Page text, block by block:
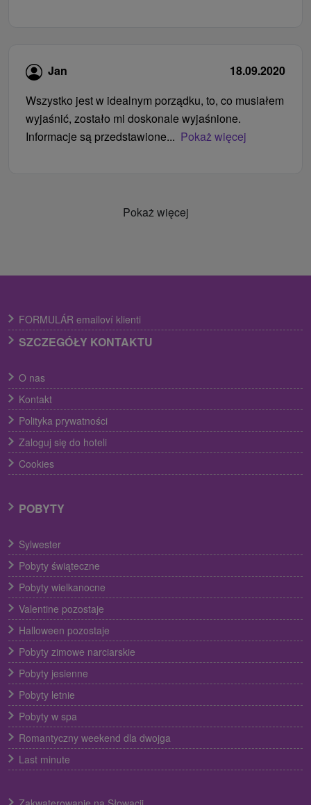
Jan
18.09.2020
Wszystko jest w idealnym porządku, to, co musiałem
wyjaśnić, zostało mi doskonale wyjaśnione.
Informacje są przedstawione... Pokaż więcej
Pokaż więcej
FORMULÁR emailoví klienti
SZCZEGÓŁY KONTAKTU
O nas
Kontakt
Polityka prywatności
Zaloguj się do hoteli
Cookies
POBYTY
Sylwester
Pobyty świąteczne
Pobyty wielkanocne
Valentine pozostaje
Halloween pozostaje
Pobyty zimowe narciarskie
Pobyty jesienne
Pobyty letnie
Pobyty w spa
Romantyczny weekend dla dwojga
Last minute